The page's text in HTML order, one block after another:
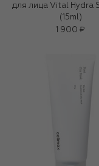
для лица Vital Hydra
(15ml)
1 900 ₽